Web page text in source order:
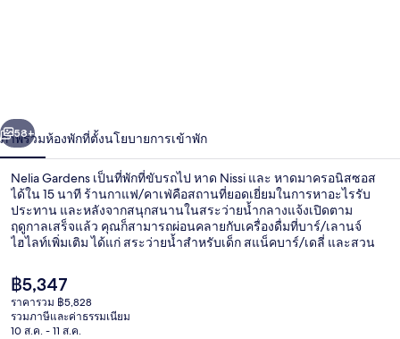
า
ถัดไป
58+
ภาพรวมห้องพักที่ตั้งนโยบายการเข้าพัก
Nelia Gardens เป็นที่พักที่ขับรถไป หาด Nissi และ หาดมาครอนิสซอส
ได้ใน 15 นาที ร้านกาแฟ/คาเฟ่คือสถานที่ยอดเยี่ยมในการหาอะไรรับ
ประทาน และหลังจากสนุกสนานในสระว่ายน้ำกลางแจ้งเปิดตาม
ฤดูกาลเสร็จแล้ว คุณก็สามารถผ่อนคลายกับเครื่องดื่มที่บาร์/เลานจ์
ไฮไลท์เพิ่มเติม ได้แก่ สระว่ายน้ำสำหรับเด็ก สแน็คบาร์/เดลี่ และสวน
ราคา
ปัจจุบัน
฿5,347
฿5,347
ราคารวม ฿5,828
รวมภาษีและค่าธรรมเนียม
10 ส.ค. - 11 ส.ค.